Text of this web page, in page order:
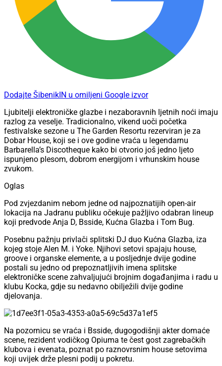
Dodajte ŠibenikIN u omiljeni Google izvor
Ljubitelji elektroničke glazbe i nezaboravnih ljetnih noći imaju
razlog za veselje. Tradicionalno, vikend uoči početka
festivalske sezone u The Garden Resortu rezerviran je za
Dobar House, koji se i ove godine vraća u legendarnu
Barbarella’s Discotheque kako bi otvorio još jedno ljeto
ispunjeno plesom, dobrom energijom i vrhunskim house
zvukom.
Oglas
Pod zvjezdanim nebom jedne od najpoznatijih open-air
lokacija na Jadranu publiku očekuje pažljivo odabran lineup
koji predvode Anja D, Bsside, Kućna Glazba i Tom Bug.
Posebnu pažnju privlači splitski DJ duo Kućna Glazba, iza
kojeg stoje Alen M. i Yoke. Njihovi setovi spajaju house,
groove i organske elemente, a u posljednje dvije godine
postali su jedno od prepoznatljivih imena splitske
elektroničke scene zahvaljujući brojnim događanjima i radu u
klubu Kocka, gdje su nedavno obilježili dvije godine
djelovanja.
Na pozornicu se vraća i Bsside, dugogodišnji akter domaće
scene, rezident vodičkog Opiuma te čest gost zagrebačkih
klubova i evenata, poznat po raznovrsnim house setovima
koji uvijek drže plesni podij u pokretu.